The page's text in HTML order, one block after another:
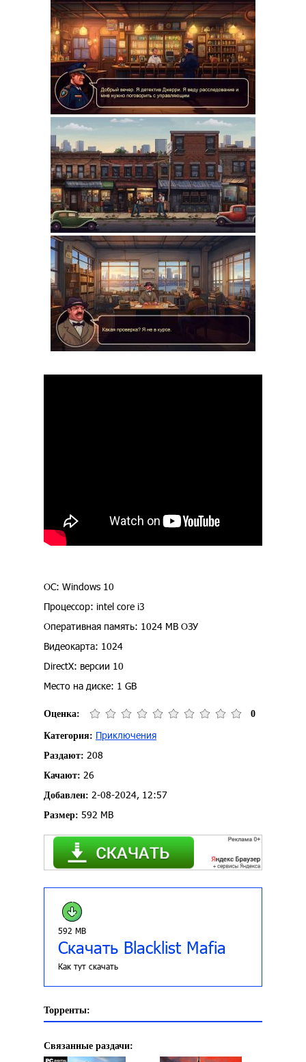
ОС: Windows 10
Процессор: intel core i3
Оперативная память: 1024 MB ОЗУ
Видеокарта: 1024
DirectX: версии 10
Место на диске: 1 GB
Оценка: 0
Категория: Приключения
Раздают: 208
Качают: 26
Добавлен: 2-08-2024, 12:57
Размер: 592 MB
592 MB
Скачать Blacklist Mafia
Как тут скачать
Торренты:
Связанные раздачи: